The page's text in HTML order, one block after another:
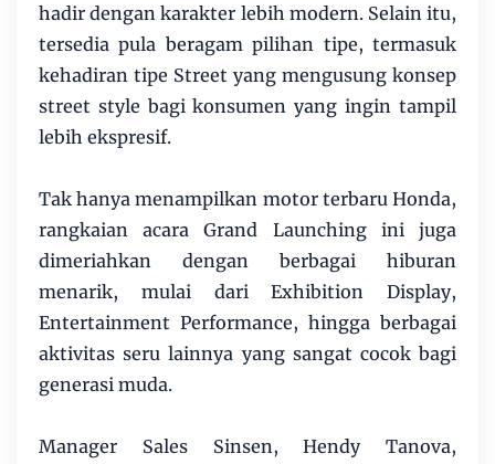
hadir dengan karakter lebih modern. Selain itu,
tersedia pula beragam pilihan tipe, termasuk
kehadiran tipe Street yang mengusung konsep
street style bagi konsumen yang ingin tampil
lebih ekspresif.
Tak hanya menampilkan motor terbaru Honda,
rangkaian acara Grand Launching ini juga
dimeriahkan dengan berbagai hiburan
menarik, mulai dari Exhibition Display,
Entertainment Performance, hingga berbagai
aktivitas seru lainnya yang sangat cocok bagi
generasi muda.
Manager Sales Sinsen, Hendy Tanova,